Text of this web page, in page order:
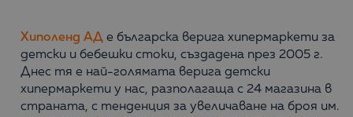
Хиполенд АД е българска верига хипермаркети за
детски и бебешки стоки, създадена през 2005 г.
Днес тя е най-голямата верига детски
хипермаркети у нас, разполагаща с 24 магазина в
страната, с тенденция за увеличаване на броя им.